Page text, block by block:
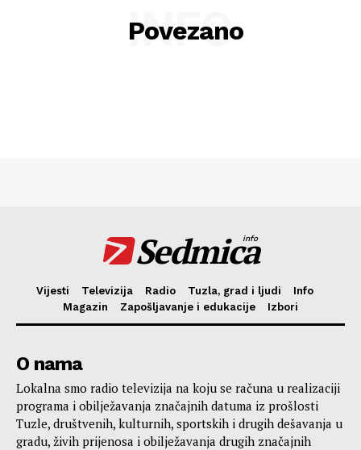
Povezano
INFO
Sedmica
info
Vijesti Televizija Radio Tuzla, grad i ljudi
Info
Magazin
Zapošljavanje i edukacije Izbori
O nama
Lokalna smo radio televizija na koju se računa u realizaciji
programa i obilježavanja značajnih datuma iz prošlosti
Tuzle, društvenih, kulturnih, sportskih i drugih dešavanja u
gradu, živih prijenosa i obilježavanja drugih značajnih